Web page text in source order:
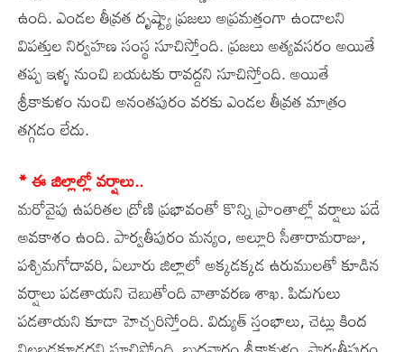
ఉంది. ఎండల తీవ్రత దృష్ట్యా ప్రజలు అప్రమత్తంగా ఉండాలని
విపత్తుల నిర్వహణ సంస్థ సూచిస్తోంది. ప్రజలు అత్యవసరం అయితే
తప్ప ఇళ్ళ నుంచి బయటకు రావద్దని సూచిస్తోంది. అయితే
శ్రీకాకుళం నుంచి అనంతపురం వరకు ఎండల తీవ్రత మాత్రం
తగ్గడం లేదు.
* ఈ జిల్లాల్లో వర్షాలు..
మరోవైపు ఉపరితల ద్రోణి ప్రభావంతో కొన్ని ప్రాంతాల్లో వర్షాలు పడే
అవకాశం ఉంది. పార్వతీపురం మన్యం, అల్లూరి సీతారామరాజు,
పశ్చిమగోదావరి, ఏలూరు జిల్లాలో అక్కడక్కడ ఉరుములతో కూడిన
వర్షాలు పడతాయని చెబుతోంది వాతావరణ శాఖ. పిడుగులు
పడతాయని కూడా హెచ్చరిస్తోంది. విద్యుత్ స్తంభాలు, చెట్లు కింద